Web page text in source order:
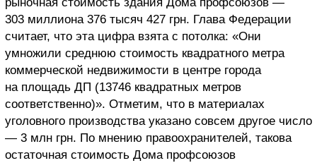
303 миллиона 376 тысяч 427 грн. Глава Федерации
считает, что эта цифра взята с потолка: «Они
умножили среднюю стоимость квадратного метра
коммерческой недвижимости в центре города
на площадь ДП (13746 квадратных метров
соответственно)». Отметим, что в материалах
уголовного производства указано совсем другое число
— 3 млн грн. По мнению правоохранителей, такова
остаточная стоимость Дома профсоюзов